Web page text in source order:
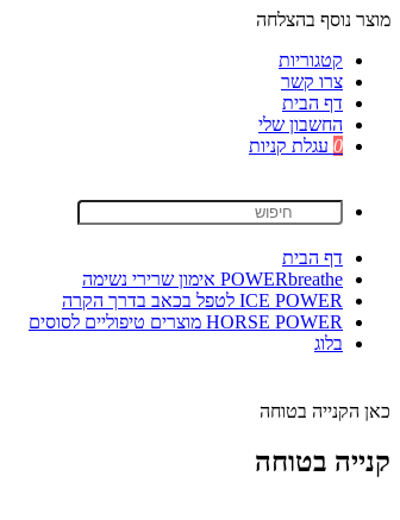
מוצר נוסף בהצלחה
קטגוריות
צרו קשר
דף הבית
החשבון שלי
0 עגלת קניות
דף הבית
POWERbreathe אימון שרירי נשימה
ICE POWER לטפל בכאב בדרך הקרה
HORSE POWER מוצרים טיפוליים לסוסים
בלוג
כאן הקנייה בטוחה
קנייה בטוחה